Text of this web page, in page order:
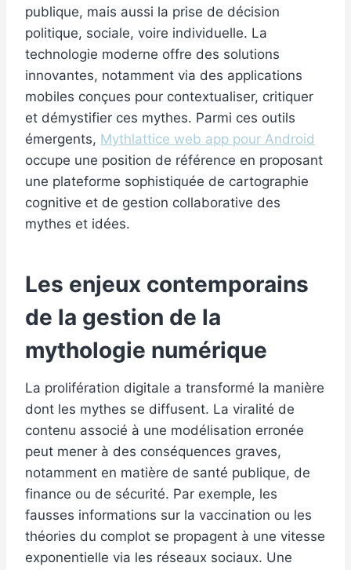
publique, mais aussi la prise de décision
politique, sociale, voire individuelle. La
technologie moderne offre des solutions
innovantes, notamment via des applications
mobiles conçues pour contextualiser, critiquer
et démystifier ces mythes. Parmi ces outils
émergents, Mythlattice web app pour Android
occupe une position de référence en proposant
une plateforme sophistiquée de cartographie
cognitive et de gestion collaborative des
mythes et idées.
Les enjeux contemporains
de la gestion de la
mythologie numérique
La prolifération digitale a transformé la manière
dont les mythes se diffusent. La viralité de
contenu associé à une modélisation erronée
peut mener à des conséquences graves,
notamment en matière de santé publique, de
finance ou de sécurité. Par exemple, les
fausses informations sur la vaccination ou les
théories du complot se propagent à une vitesse
exponentielle via les réseaux sociaux. Une